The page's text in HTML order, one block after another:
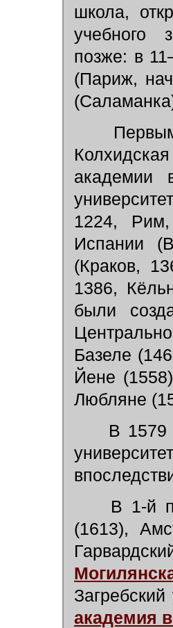
школа,
учебного
позже: в
(Париж,
1224,
Испании
(Краков,
1386,
были
Базеле
Йене
Любляне
В 1579
В 1-й
(1613),
академия